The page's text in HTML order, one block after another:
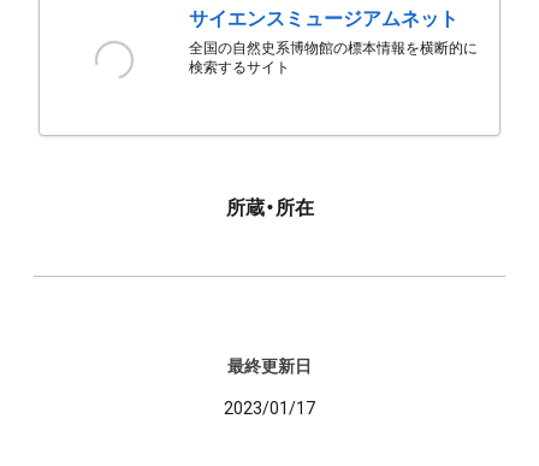
サイエンスミュージアムネット
全国の自然史系博物館の標本情報を横断的に
検索するサイト
所蔵・所在
最終更新日
2023/01/17